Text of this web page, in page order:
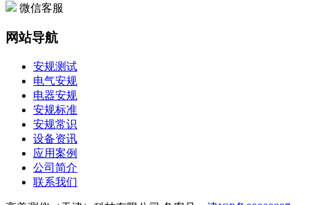
微信客服
网站导航
安规测试
电气安规
电器安规
安规标准
安规常识
设备资讯
应用案例
公司简介
联系我们